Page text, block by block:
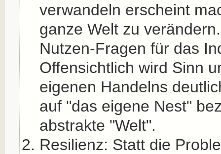
verwandeln erscheint
ganze Welt zu
Nutzen-Fragen für das
Offensichtlich wird Sinn
eigenen Handelns
auf "das eigene Nest"
abstrakte "Welt".
Resilienz: Statt die